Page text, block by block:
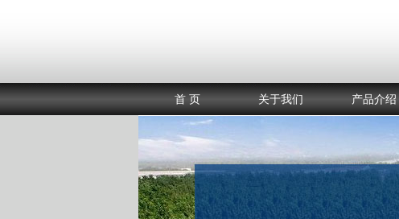
首 页 关于我们 产品介绍